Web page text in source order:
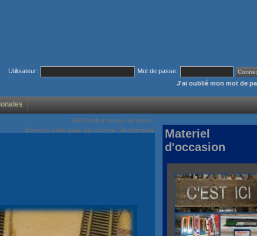
Utilisateur:
Mot de passe:
J'ai oublié mon mot de
Voir/Cacher menus de droite
Envoyez cette page par courrier électronique
Materiel
d'occasion